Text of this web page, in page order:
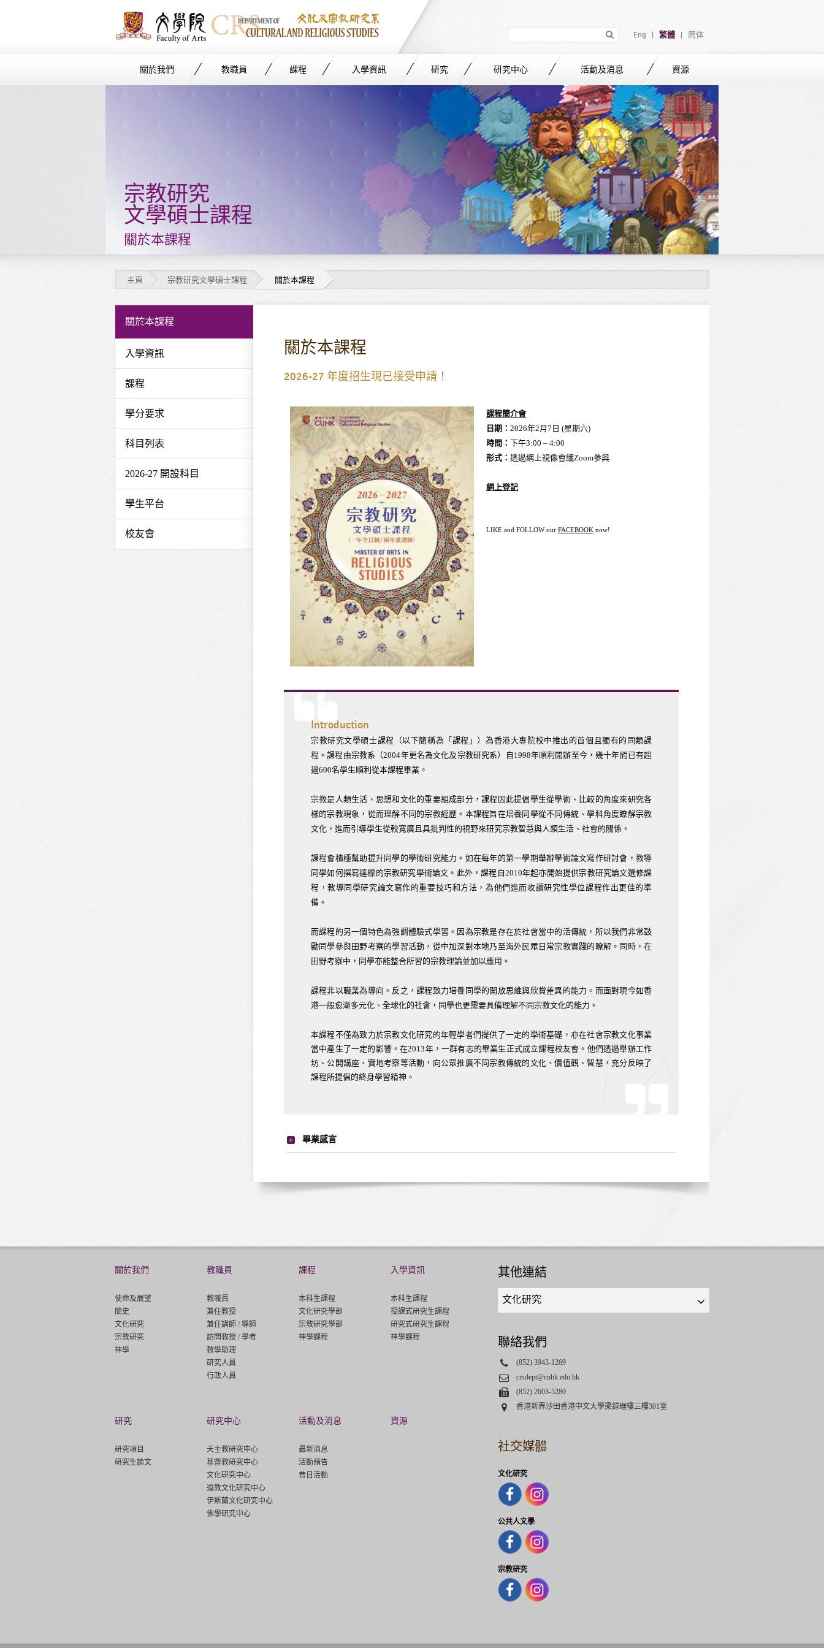
in
Eng 繁體 简体
關於我們 教職員 課程 入學資訊 研究 研究中心 活動及消息
資源
宗教研究
文學碩士課程
關於本課程
主頁 宗教研究文學碩士課程 關於本課程
宗
教
研
究
文
學
碩
士
課
程
-
關於本課程
入學資訊
課程
學分要求
科目列表
2026-27 開設科目
學生平台
校友會
關於本課程
2026-27 年度招生現已接受申請！
課程簡介會
日期： 2026年2月7日 (星期六)
時間： 下午3:00 – 4:00
形式： 透過網上視像會議Zoom參與
網上登記
LIKE and FOLLOW our FACEBOOK now!
Introduction
宗教研究文學碩士課程（以下簡稱為「課程」）為香港大專院校中推出的首個且獨有的同類課
程。課程由宗教系（2004年更名為文化及宗教研究系）自1998年順利開辦至今，幾十年間已有超
過600名學生順利從本課程畢業。
宗教是人類生活、思想和文化的重要組成部分，課程因此提倡學生從學術、比較的角度來研究各
樣的宗教現象，從而理解不同的宗教經歷。本課程旨在培養同學從不同傳統、學科角度瞭解宗教
文化，進而引導學生從較寬廣且具批判性的視野來研究宗教智慧與人類生活、社會的關係。
課程會積極幫助提升同學的學術研究能力。如在每年的第一學期舉辦學術論文寫作研討會，教導
同學如何撰寫達標的宗教研究學術論文。此外，課程自2010年起亦開始提供宗教研究論文選修課
程，教導同學研究論文寫作的重要技巧和方法，為他們進而攻讀研究性學位課程作出更佳的準
備。
而課程的另一個特色為強調體驗式學習。因為宗教是存在於社會當中的活傳統，所以我們非常鼓
勵同學參與田野考察的學習活動，從中加深對本地乃至海外民眾日常宗教實踐的瞭解。同時，在
田野考察中，同學亦能整合所習的宗教理論並加以應用。
課程非以職業為導向。反之，課程致力培養同學的開放思維與欣賞差異的能力。而面對現今如香
港一般愈漸多元化、全球化的社會，同學也更需要具備理解不同宗教文化的能力。
本課程不僅為致力於宗教文化研究的年輕學者們提供了一定的學術基礎，亦在社會宗教文化事業
當中產生了一定的影響。在2013年，一群有志的畢業生正式成立課程校友會。他們透過舉辦工作
坊、公開講座、實地考察等活動，向公眾推廣不同宗教傳統的文化、價值觀、智慧，充分反映了
課程所提倡的終身學習精神。
畢業感言
關於我們
使命及展望
簡史
文化研究
宗教研究
神學
教職員
教職員
兼任教授
兼任講師 / 導師
訪問教授 / 學者
教學助理
研究人員
行政人員
課程
本科生課程
文化研究學部
宗教研究學部
神學課程
入學資訊
本科生課程
授課式研究生課程
研究式研究生課程
神學課程
研究
研究項目
研究生論文
研究中心
天主教研究中心
基督教研究中心
文化研究中心
道教文化研究中心
伊斯蘭文化研究中心
佛學研究中心
活動及消息
最新消息
活動預告
昔日活動
資源
其他連結
Quick
links
select
文化研究
聯絡我們
Phone
(852) 3943-1269
Email
crsdept@cuhk.edu.hk
Fax(852) 2603-5280
Address
香港新界沙田香港中文大學梁銶琚樓三樓301室
社交媒體
文化研究
公共人文學
宗教研究